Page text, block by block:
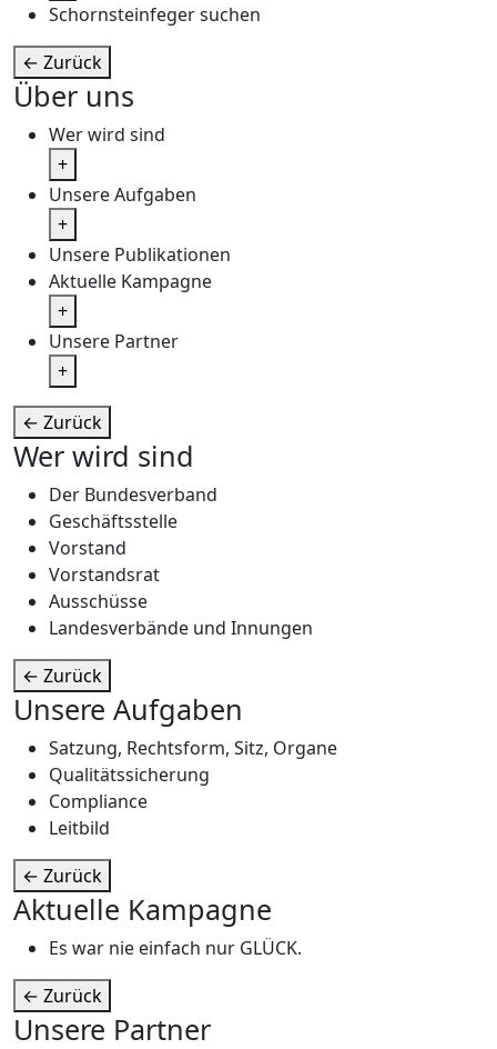
Schornsteinfeger suchen
← Zurück
Über uns
Wer wird sind
+
Unsere Aufgaben
+
Unsere Publikationen
Aktuelle Kampagne
+
Unsere Partner
+
← Zurück
Wer wird sind
Der Bundesverband
Geschäftsstelle
Vorstand
Vorstandsrat
Ausschüsse
Landesverbände und Innungen
← Zurück
Unsere Aufgaben
Satzung, Rechtsform, Sitz, Organe
Qualitätssicherung
Compliance
Leitbild
← Zurück
Aktuelle Kampagne
Es war nie einfach nur GLÜCK.
← Zurück
Unsere Partner